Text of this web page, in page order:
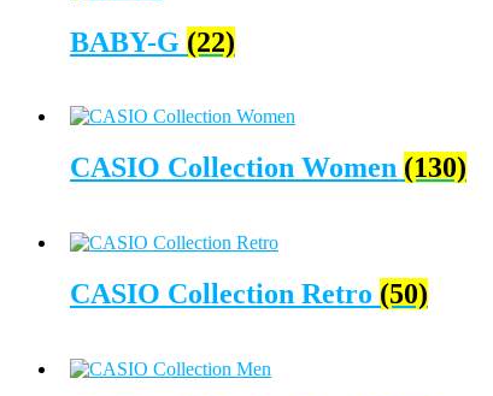
BABY-G (22)
CASIO Collection Women (130)
CASIO Collection Retro (50)